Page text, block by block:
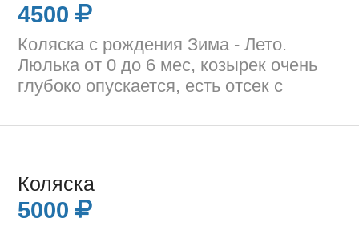
4500
Коляска с рождения Зима - Лето.
Люлька от 0 до 6 мес, козырек очень
глубоко опускается, есть отсек с
Коляска
5000